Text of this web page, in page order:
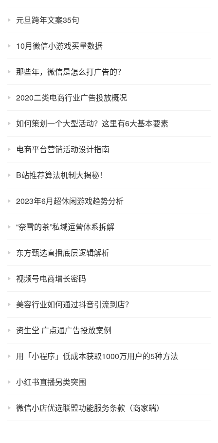
元旦跨年文案35句
10月微信小游戏买量数据
那些年，微信是怎么打广告的？
2020二类电商行业广告投放概况
如何策划一个大型活动？这里有6大基本要素
电商平台营销活动设计指南
B站推荐算法机制大揭秘！
2023年6月超休闲游戏趋势分析
“奈雪的茶”私域运营体系拆解
东方甄选直播底层逻辑解析
视频号电商增长密码
美容行业如何通过抖音引流到店？
资生堂 广点通广告投放案例
用「小程序」低成本获取1000万用户的5种方法
小红书直播另类突围
微信小店优选联盟功能服务条款（商家端）